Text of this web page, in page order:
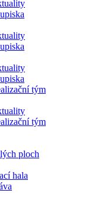
tým
tým
ploch
hala